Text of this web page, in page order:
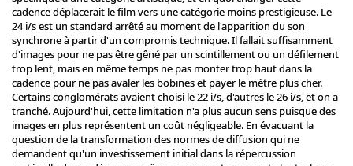
cadence déplacerait le film vers une catégorie moins prestigieuse. Le
24 i/s est un standard arrêté au moment de l'apparition du son
synchrone à partir d'un compromis technique. Il fallait suffisamment
d'images pour ne pas être gêné par un scintillement ou un défilement
trop lent, mais en même temps ne pas monter trop haut dans la
cadence pour ne pas avaler les bobines et payer le mètre plus cher.
Certains conglomérats avaient choisi le 22 i/s, d'autres le 26 i/s, et on a
tranché. Aujourd'hui, cette limitation n'a plus aucun sens puisque des
images en plus représentent un coût négligeable. En évacuant la
question de la transformation des normes de diffusion qui ne
demandent qu'un investissement initial dans la répercussion